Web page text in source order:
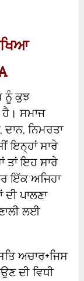
ਨੂੰ ਕੁਝ
ਹੈ। ਸਮਾਜ
ਨਿਮਰਤਾ
ਇਨ੍ਹਾਂ ਸਾਰੇ
ਤਾਂ ਇਹ ਸਾਰੇ
ਇੱਕ ਅਜਿਹਾ
ਪਾਲਣਾ
ਲਈ
ਅਚਾਰ+ਜਿਸ
ਦੀ ਵਿਧੀ